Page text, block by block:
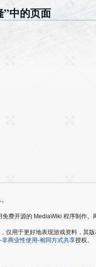
”中的页面
费开源的 MediaWiki 程序制作
用于更好地表现游戏资料，其版
非商业性使用-相同方式共享授权。